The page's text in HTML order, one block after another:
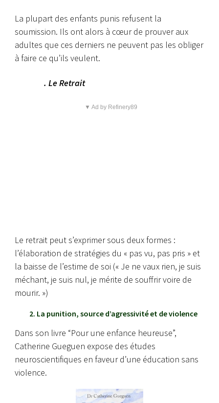
La plupart des enfants punis refusent la
soumission. Ils ont alors à cœur de prouver aux
adultes que ces derniers ne peuvent pas les obliger
à faire ce qu’ils veulent.
. Le Retrait
▼ Ad by Refinery89
Le retrait peut s’exprimer sous deux formes :
l’élaboration de stratégies du « pas vu, pas pris » et
la baisse de l’estime de soi (« Je ne vaux rien, je suis
méchant, je suis nul, je mérite de souffrir voire de
mourir. »)
2. La punition, source d’agressivité et de violence
Dans son livre “Pour une enfance heureuse”,
Catherine Gueguen expose des études
neuroscientifiques en faveur d’une éducation sans
violence.